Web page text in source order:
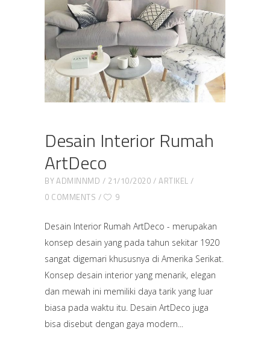
Desain Interior Rumah
ArtDeco
BYADMINNMD 21/10/2020
ARTIKEL
0 COMMENTS
9
Desain Interior Rumah ArtDeco - merupakan
konsep desain yang pada tahun sekitar 1920
sangat digemari khususnya di Amerika Serikat.
Konsep desain interior yang menarik, elegan
dan mewah ini memiliki daya tarik yang luar
biasa pada waktu itu. Desain ArtDeco juga
bisa disebut dengan gaya modern